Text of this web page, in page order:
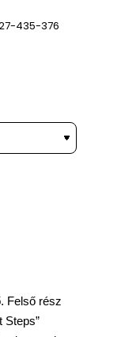
435-376
Felső rész
Steps”